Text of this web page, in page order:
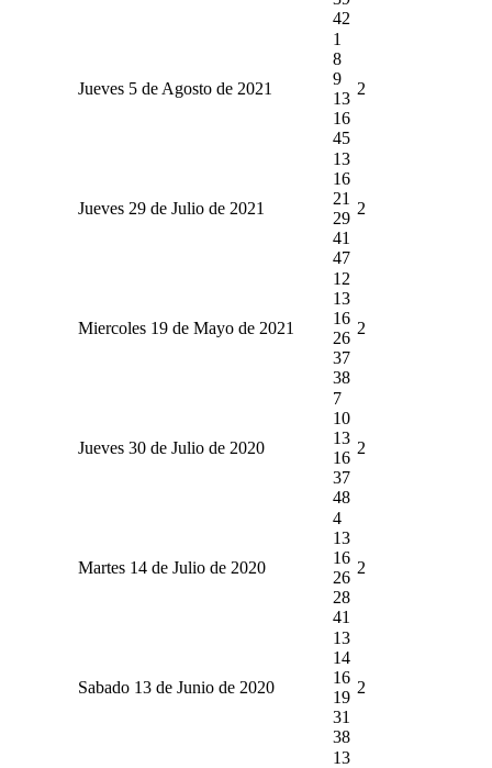
42
Jueves 5 de Agosto de 2021
1
8
9
13
16
45
2
Jueves 29 de Julio de 2021
13
16
21
29
41
47
2
Miercoles 19 de Mayo de 2021
12
13
16
26
37
38
2
Jueves 30 de Julio de 2020
7
10
13
16
37
48
2
Martes 14 de Julio de 2020
4
13
16
26
28
41
2
Sabado 13 de Junio de 2020
13
14
16
19
31
38
2
13